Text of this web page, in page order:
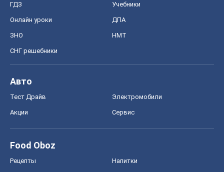
ГДЗ Учебники
Онлайн уроки ДПА
ЗНО НМТ
СНГ решебники
Авто
Тест Драйв Электромобили
Акции Сервис
Food Oboz
Рецепты Напитки